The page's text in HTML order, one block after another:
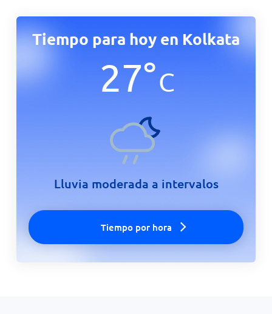
Tiempo para hoy en Kolkata
27°C
Lluvia moderada a intervalos
Tiempo por hora